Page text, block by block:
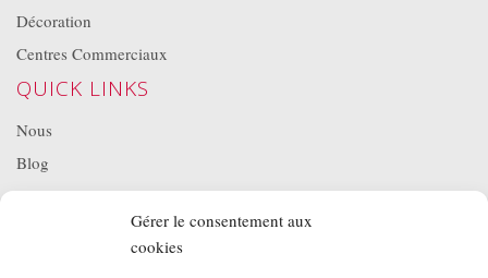
Gérer le consentement aux
cookies
Décoration
Centres Commerciaux
QUICK LINKS
Nous
Blog
Projets
Location de matériel
NOS BROCHURES